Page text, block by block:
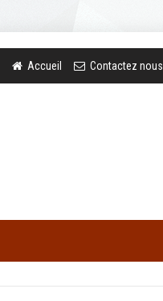
Accueil Contactez nous